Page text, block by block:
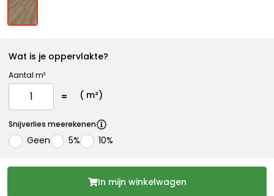
Wat is je oppervlakte?
Aantal m²
( m²)
Snijverlies meerekenen
Geen 5% 10%
In mijn winkelwagen